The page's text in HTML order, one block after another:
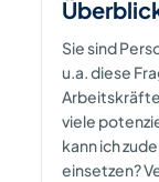
Sie sind
u.a. diese
viele
kann ich
einsetzen?